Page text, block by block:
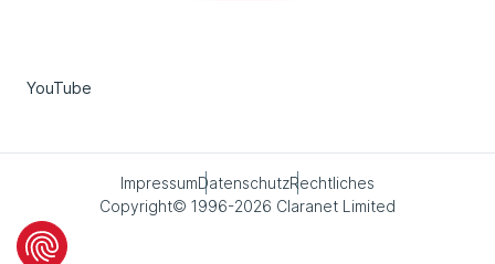
YouTube
ImpressumDatenschutzRechtliches
Copyright© 1996-2026 Claranet Limited